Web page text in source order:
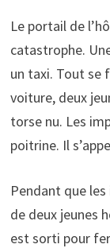
Le portail de
catastrophe.
un taxi. Tout se
voiture, deux
torse nu. Les
poitrine. Il
Pendant que
de deux jeunes
est sorti pour